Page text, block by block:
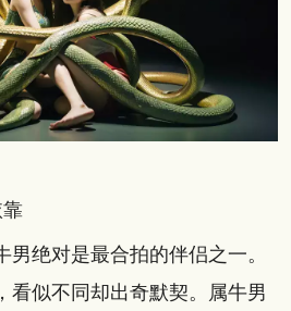
绝对是最合拍的伴侣之一。
看似不同却出奇默契。属牛男